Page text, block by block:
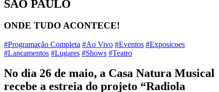
SÃO PAULO
ONDE TUDO ACONTECE!
#Programação Completa #Ao Vivo #Eventos #Exposicoes
#Lancamentos #Lugares #Shows #Teatro
No dia 26 de maio, a Casa Natura Musical
recebe a estreia do projeto “Radiola